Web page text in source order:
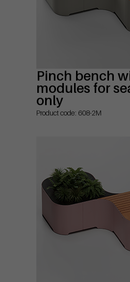
Pinch bench
modules for
only
Product code: 608-2M